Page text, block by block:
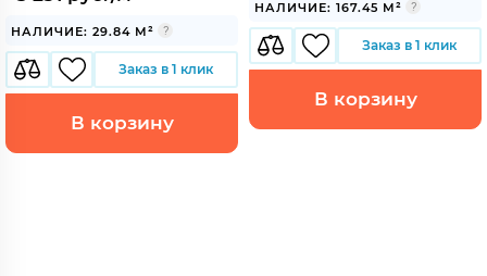
НАЛИЧИЕ: 29.84 М²
Заказ в 1 клик
В корзину
НАЛИЧИЕ: 167.45 М²
Заказ в 1 клик
В корзину